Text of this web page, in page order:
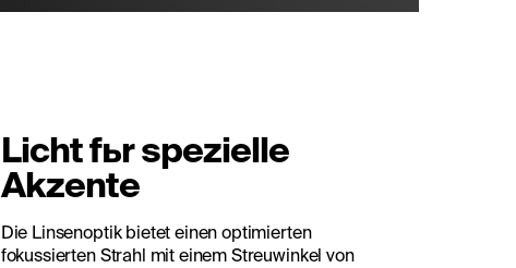
Licht fьr spezielle
Akzente
Die Linsenoptik bietet einen optimierten
fokussierten Strahl mit einem Streuwinkel von